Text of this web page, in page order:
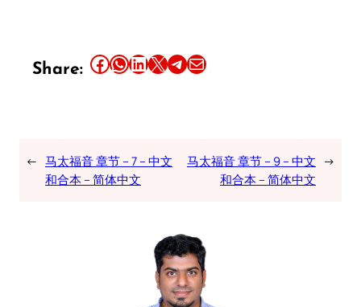
Share: Share this article on Facebook Share this article on WhatsApp Share this article on LinkedIn Share this article on X Share this article on TelegramEmail this Article
← 马太福音 章节 – 7 – 中文
和合本 – 简体中文
马太福音 章节 – 9 – 中文
和合本 – 简体中文
→